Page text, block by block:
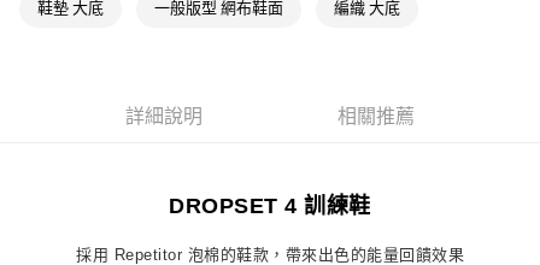
每筆NT$80，滿NT$1,500(含以上)免運費
每筆NT$80，滿NT$1,500(含以上)免運費
鞋墊 大底 一般版型 網布鞋面 編織 大底
詳細說明 相關推薦
DROPSET 4 訓練鞋
採用 Repetitor 泡棉的鞋款，帶來出色的能量回饋效果